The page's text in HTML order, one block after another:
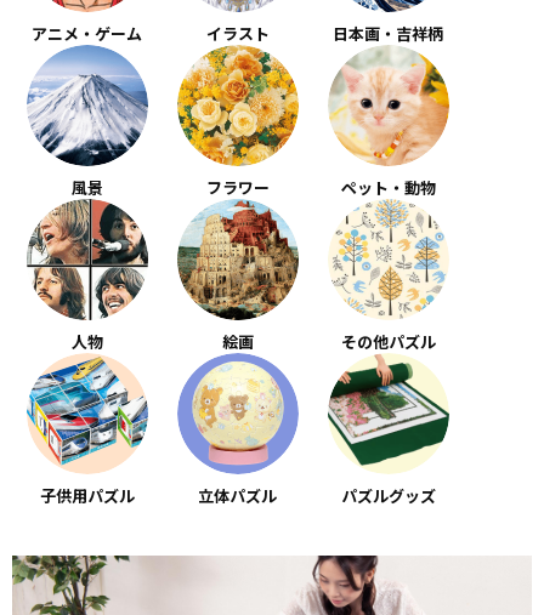
アニメ・ゲーム イラスト 日本画・吉祥柄
風景 フラワー ペット・動物
人物 絵画 その他パズル
子供用パズル 立体パズル パズルグッズ